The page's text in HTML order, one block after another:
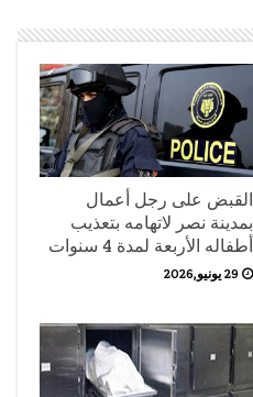
القبض على رجل أعمال
بمدينة نصر لاتهامه بتعذيب
أطفاله الأربعة لمدة 4 سنوات
29 يونيو,2026